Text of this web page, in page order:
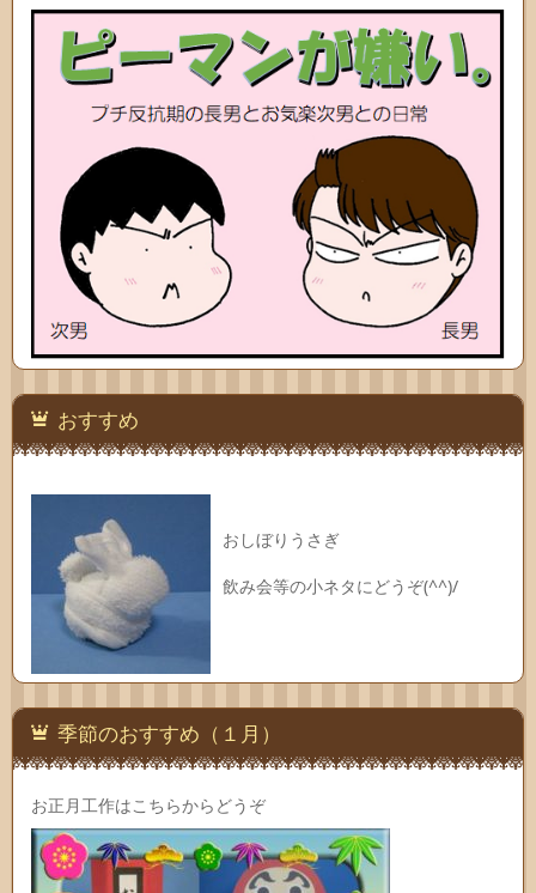
おすすめ
おしぼりうさぎ
飲み会等の小ネタにどうぞ(^^)/
季節のおすすめ（１月）
お正月工作はこちらからどうぞ